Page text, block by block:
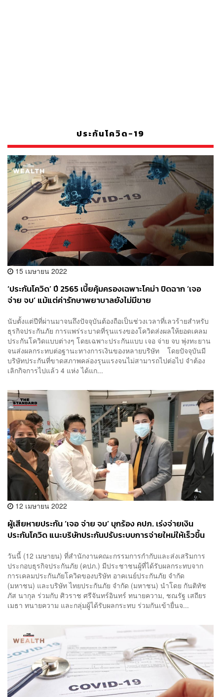
ประกันโควิด-19
15 เมษายน 2022
‘ประกันโควิด’ ปี 2565 เบี้ยคุ้มครองเฉพาะโคม่า ปิดฉาก ‘เจอ
จ่าย จบ’ แม้แต่ค่ารักษาพยาบาลยังไม่มีขาย
นับตั้งแต่ปีที่ผ่านมาจนถึงปัจจุบันต้องถือเป็นช่วงเวลาที่เลวร้ายสำหรับ
ธุรกิจประกันภัย การแพร่ระบาดที่รุนแรงของโควิดส่งผลให้ยอดเคลม
ประกันโควิดแบบต่างๆ โดยเฉพาะประกันแบบ เจอ จ่าย จบ พุ่งทะยาน
จนส่งผลกระทบต่อฐานะทางการเงินของหลายบริษัท โดยปัจจุบันมี
บริษัทประกันที่ขาดสภาพคล่องรุนแรงจนไม่สามารถไปต่อไป จำต้อง
เลิกกิจการไปแล้ว 4 แห่ง ได้แก...
12 เมษายน 2022
ผู้เสียหายประกัน ‘เจอ จ่าย จบ’ บุกร้อง คปภ. เร่งจ่ายเงิน
ประกันโควิด แนะบริษัทประกันปรับระบบการจ่ายใหม่ให้เร็วขึ้น
วันนี้ (12 เมษายน) ที่สำนักงานคณะกรรมการกำกับและส่งเสริมการ
ประกอบธุรกิจประกันภัย (คปภ.) มีประชาชนผู้ที่ได้รับผลกระทบจาก
การเคลมประกันภัยโควิดของบริษัท อาคเนย์ประกันภัย จำกัด
(มหาชน) และบริษัท ไทยประกันภัย จำกัด (มหาชน) นำโดย กันติทัช
ภัส นากุล ร่วมกับ ศิวราช ศรีจันทร์อินทร์ ทนายความ, ชณรัฐ เสถียร
เมธา ทนายความ และกลุ่มผู้ได้รับผลกระทบ ร่วมกันเข้ายื่นจ...